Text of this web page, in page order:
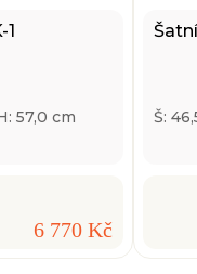
1
57,0 cm
6 770 Kč
Š: